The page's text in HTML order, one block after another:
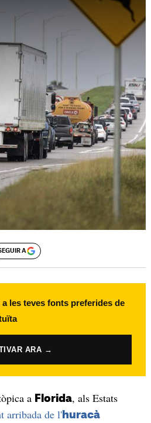
A
les teves fonts preferides de
ARA →
a Florida, als Estats
arribada de l'huracà